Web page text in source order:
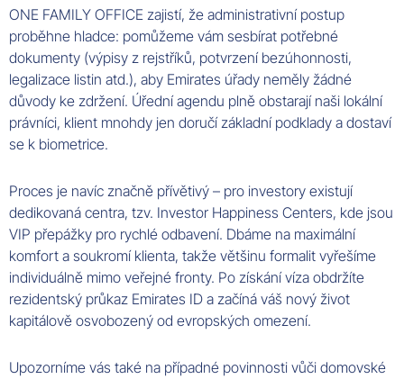
ONE FAMILY OFFICE zajistí, že administrativní postup
proběhne hladce: pomůžeme vám sesbírat potřebné
dokumenty (výpisy z rejstříků, potvrzení bezúhonnosti,
legalizace listin atd.), aby Emirates úřady neměly žádné
důvody ke zdržení. Úřední agendu plně obstarají naši lokální
právníci, klient mnohdy jen doručí základní podklady a dostaví
se k biometrice.
Proces je navíc značně přívětivý – pro investory existují
dedikovaná centra, tzv. Investor Happiness Centers, kde jsou
VIP přepážky pro rychlé odbavení. Dbáme na maximální
komfort a soukromí klienta, takže většinu formalit vyřešíme
individuálně mimo veřejné fronty. Po získání víza obdržíte
rezidentský průkaz Emirates ID a začíná váš nový život
kapitálově osvobozený od evropských omezení.
Upozorníme vás také na případné povinnosti vůči domovské